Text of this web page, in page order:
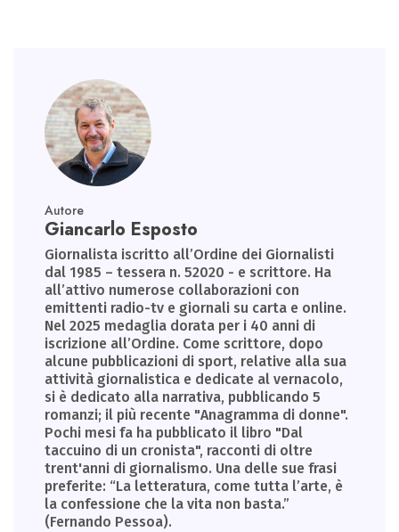
Autore
Giancarlo Esposto
Giornalista iscritto all’Ordine dei Giornalisti
dal 1985 – tessera n. 52020 - e scrittore. Ha
all’attivo numerose collaborazioni con
emittenti radio-tv e giornali su carta e online.
Nel 2025 medaglia dorata per i 40 anni di
iscrizione all’Ordine. Come scrittore, dopo
alcune pubblicazioni di sport, relative alla sua
attività giornalistica e dedicate al vernacolo,
si è dedicato alla narrativa, pubblicando 5
romanzi; il più recente "Anagramma di donne".
Pochi mesi fa ha pubblicato il libro "Dal
taccuino di un cronista", racconti di oltre
trent'anni di giornalismo. Una delle sue frasi
preferite: “La letteratura, come tutta l’arte, è
la confessione che la vita non basta.”
(Fernando Pessoa).